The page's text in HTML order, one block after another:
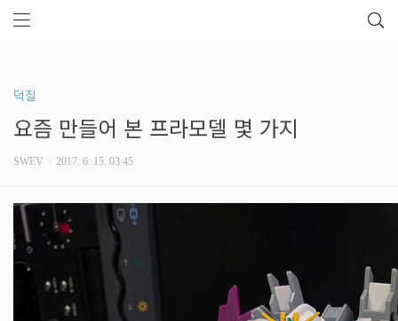
덕질
요즘 만들어 본 프라모델 몇 가지
SWEV 2017. 6. 15. 03:45